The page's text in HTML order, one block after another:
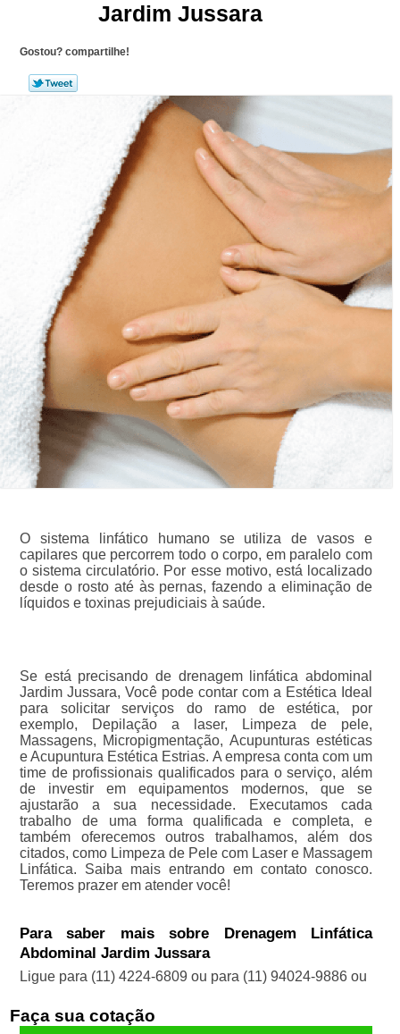
Jardim Jussara
Gostou? compartilhe!
O sistema linfático humano se utiliza de vasos e
capilares que percorrem todo o corpo, em paralelo com
o sistema circulatório. Por esse motivo, está localizado
desde o rosto até às pernas, fazendo a eliminação de
líquidos e toxinas prejudiciais à saúde.
Se está precisando de drenagem linfática abdominal
Jardim Jussara, Você pode contar com a Estética Ideal
para solicitar serviços do ramo de estética, por
exemplo, Depilação a laser, Limpeza de pele,
Massagens, Micropigmentação, Acupunturas estéticas
e Acupuntura Estética Estrias. A empresa conta com um
time de profissionais qualificados para o serviço, além
de investir em equipamentos modernos, que se
ajustarão a sua necessidade. Executamos cada
trabalho de uma forma qualificada e completa, e
também oferecemos outros trabalhamos, além dos
citados, como Limpeza de Pele com Laser e Massagem
Linfática. Saiba mais entrando em contato conosco.
Teremos prazer em atender você!
Para saber mais sobre Drenagem Linfática
Abdominal Jardim Jussara
Ligue para (11) 4224-6809 ou para (11) 94024-9886ou
Faça sua cotação